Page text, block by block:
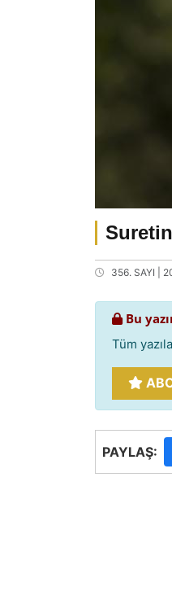
356. SAYI |
Bu
Tüm
PAYLAŞ: